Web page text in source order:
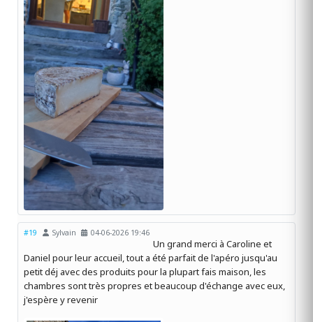
#19 Sylvain 04-06-2026 19:46
Un grand merci à Caroline et
Daniel pour leur accueil, tout a été parfait de l'apéro jusqu'au
petit déj avec des produits pour la plupart fais maison, les
chambres sont très propres et beaucoup d'échange avec eux,
j'espère y revenir